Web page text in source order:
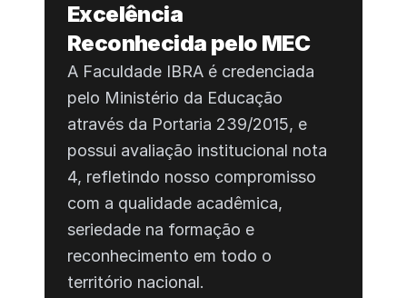
Excelência
Reconhecida pelo MEC
A Faculdade IBRA é credenciada
pelo Ministério da Educação
através da Portaria 239/2015, e
possui avaliação institucional nota
4, refletindo nosso compromisso
com a qualidade acadêmica,
seriedade na formação e
reconhecimento em todo o
território nacional.